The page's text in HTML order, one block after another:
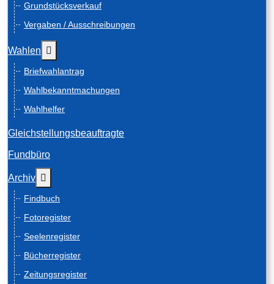
Grundstücksverkauf
Vergaben / Ausschreibungen
Wahlen
Briefwahlantrag
Wahlbekanntmachungen
Wahlhelfer
Gleichstellungsbeauftragte
Fundbüro
Archiv
Findbuch
Fotoregister
Seelenregister
Bücherregister
Zeitungsregister